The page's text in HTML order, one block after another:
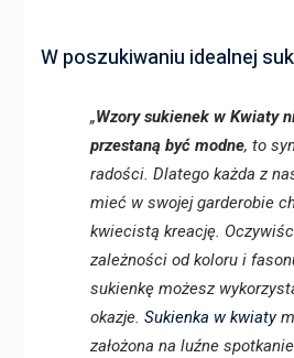
W poszukiwaniu idealnej
„Wzory sukienek w Kwiaty
przestaną być modne, to
radości. Dlatego każda z
mieć w swojej garderobie
kwiecistą kreację.
zależności od koloru i
sukienkę możesz
okazje. Sukienka w kwiaty
założona na luźne